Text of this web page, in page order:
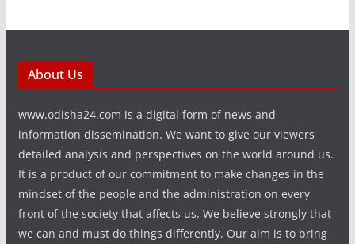
About Us
www.odisha24.com is a digital form of news and
information dissemination. We want to give our viewers
detailed analysis and perspectives on the world around us.
It is a product of our commitment to make changes in the
mindset of the people and the administration on every
front of the society that affects us. We believe strongly that
we can and must do things differently. Our aim is to bring